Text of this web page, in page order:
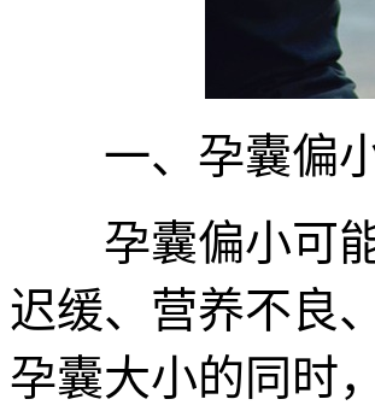
一、孕囊偏小
孕囊偏小可能
迟缓、营养不良
孕囊大小的同时